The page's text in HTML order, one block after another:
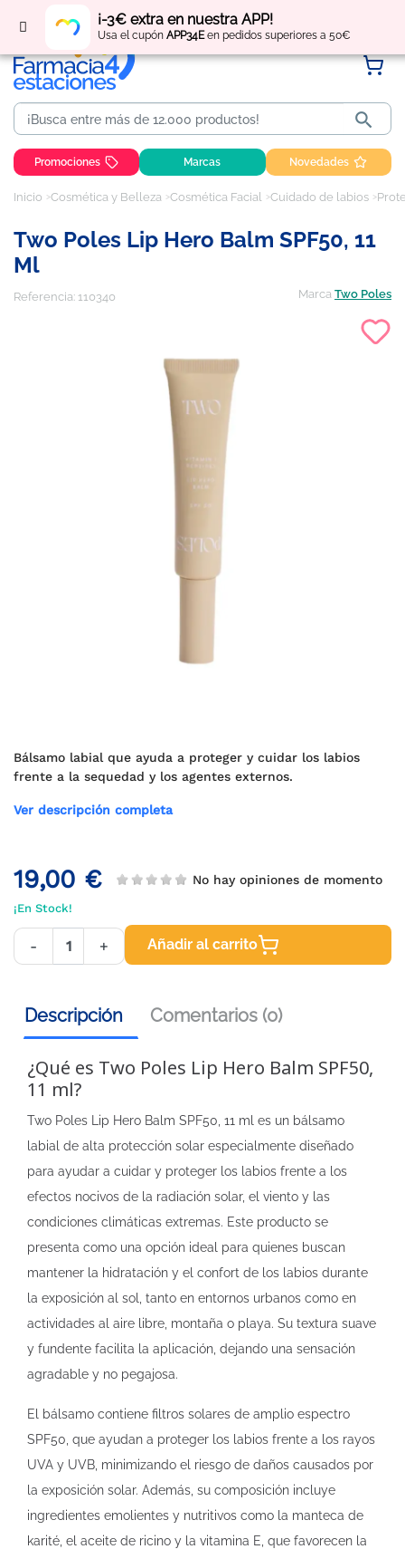
¡-3€ extra en nuestra APP!
Usa el cupón APP34Een pedidos superiores a 50€
Regístratey obtén puntos por tus compras

Promociones Marcas Novedades
Inicio Cosmética y Belleza Cosmética Facial Cuidado de labios
Two Poles Lip Hero Balm SPF50, 11
Ml
Referencia: 110340 Marca Two Poles
Bálsamo labial que ayuda a proteger y cuidar los labios
frente a la sequedad y los agentes externos.
Ver descripción completa
19,00 € No hay opiniones de momento
¡En Stock!
- + Añadir al carrito
Descripción Comentarios (0)
¿Qué es Two Poles Lip Hero Balm SPF50,
11 ml?
Two Poles Lip Hero Balm SPF50, 11 ml es un bálsamo
labial de alta protección solar especialmente diseñado
para ayudar a cuidar y proteger los labios frente a los
efectos nocivos de la radiación solar, el viento y las
condiciones climáticas extremas. Este producto se
presenta como una opción ideal para quienes buscan
mantener la hidratación y el confort de los labios durante
la exposición al sol, tanto en entornos urbanos como en
actividades al aire libre, montaña o playa. Su textura suave
y fundente facilita la aplicación, dejando una sensación
agradable y no pegajosa.
El bálsamo contiene filtros solares de amplio espectro
SPF50, que ayudan a proteger los labios frente a los rayos
UVA y UVB, minimizando el riesgo de daños causados por
la exposición solar. Además, su composición incluye
ingredientes emolientes y nutritivos como la manteca de
karité, el aceite de ricino y la vitamina E, que favorecen la